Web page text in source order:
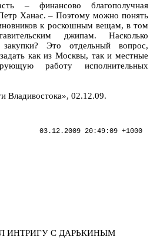
– финансово благополучная
Ханас. – Поэтому можно понять
к роскошным вещам, в том
джипам. Насколько
закупки? Это отдельный вопрос,
как из Москвы, так и местные
работу исполнительных
Владивостока», 02.12.09.
03.12.2009 20:49:09 +1000
ИНТРИГУ С ДАРЬКИНЫМ